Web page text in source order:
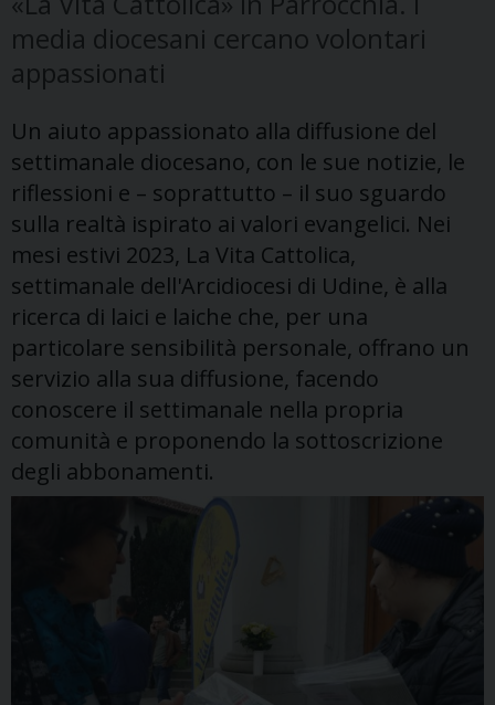
media diocesani cercano volontari
appassionati
Un aiuto appassionato alla diffusione del
settimanale diocesano, con le sue notizie, le
riflessioni e – soprattutto – il suo sguardo
sulla realtà ispirato ai valori evangelici. Nei
mesi estivi 2023, La Vita Cattolica,
settimanale dell'Arcidiocesi di Udine, è alla
ricerca di laici e laiche che, per una
particolare sensibilità personale, offrano un
servizio alla sua diffusione, facendo
conoscere il settimanale nella propria
comunità e proponendo la sottoscrizione
degli abbonamenti.